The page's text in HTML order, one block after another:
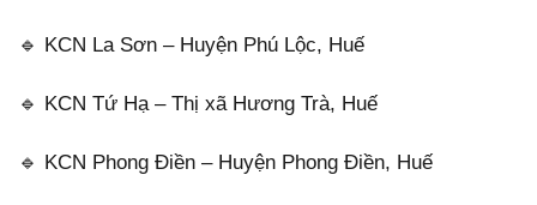
🔹 KCN La Sơn – Huyện Phú Lộc, Huế
🔹 KCN Tứ Hạ – Thị xã Hương Trà, Huế
🔹 KCN Phong Điền – Huyện Phong Điền, Huế